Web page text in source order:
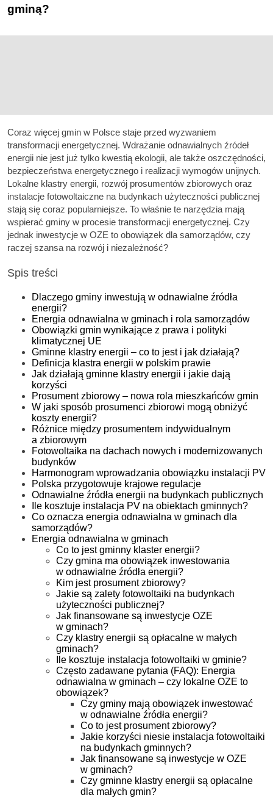
gminą?
Coraz więcej gmin w Polsce staje przed wyzwaniem
transformacji energetycznej. Wdrażanie odnawialnych źródeł
energii nie jest już tylko kwestią ekologii, ale także oszczędności,
bezpieczeństwa energetycznego i realizacji wymogów unijnych.
Lokalne klastry energii, rozwój prosumentów zbiorowych oraz
instalacje fotowoltaiczne na budynkach użyteczności publicznej
stają się coraz popularniejsze. To właśnie te narzędzia mają
wspierać gminy w procesie transformacji energetycznej. Czy
jednak inwestycje w OZE to obowiązek dla samorządów, czy
raczej szansa na rozwój i niezależność?
Spis treści
Dlaczego gminy inwestują w odnawialne źródła
energii?
Energia odnawialna w gminach i rola samorządów
Obowiązki gmin wynikające z prawa i polityki
klimatycznej UE
Gminne klastry energii – co to jest i jak działają?
Definicja klastra energii w polskim prawie
Jak działają gminne klastry energii i jakie dają
korzyści
Prosument zbiorowy – nowa rola mieszkańców gmin
W jaki sposób prosumenci zbiorowi mogą obniżyć
koszty energii?
Różnice między prosumentem indywidualnym
a zbiorowym
Fotowoltaika na dachach nowych i modernizowanych
budynków
Harmonogram wprowadzania obowiązku instalacji PV
Polska przygotowuje krajowe regulacje
Odnawialne źródła energii na budynkach publicznych
Ile kosztuje instalacja PV na obiektach gminnych?
Co oznacza energia odnawialna w gminach dla
samorządów?
Energia odnawialna w gminach
Co to jest gminny klaster energii?
Czy gmina ma obowiązek inwestowania
w odnawialne źródła energii?
Kim jest prosument zbiorowy?
Jakie są zalety fotowoltaiki na budynkach
użyteczności publicznej?
Jak finansowane są inwestycje OZE
w gminach?
Czy klastry energii są opłacalne w małych
gminach?
Ile kosztuje instalacja fotowoltaiki w gminie?
Często zadawane pytania (FAQ): Energia
odnawialna w gminach – czy lokalne OZE to
obowiązek?
Czy gminy mają obowiązek inwestować
w odnawialne źródła energii?
Co to jest prosument zbiorowy?
Jakie korzyści niesie instalacja fotowoltaiki
na budynkach gminnych?
Jak finansowane są inwestycje w OZE
w gminach?
Czy gminne klastry energii są opłacalne
dla małych gmin?